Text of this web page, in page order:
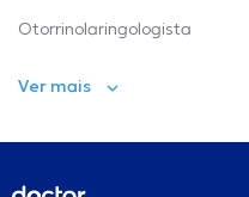
Otorrinolaringologista
Ver mais